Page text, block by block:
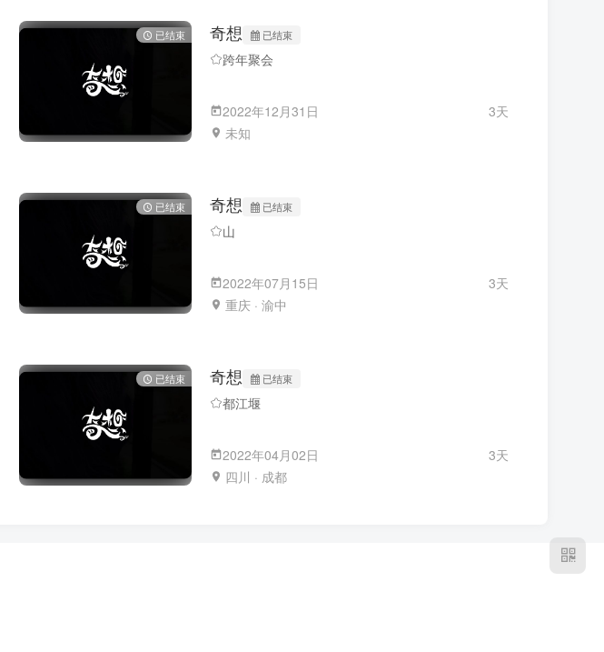
已结束 奇想 已结束
跨年聚会
2022年12月31日
3天
未知
已结束 奇想 已结束
山
2022年07月15日
3天
重庆 · 渝中
已结束 奇想 已结束
都江堰
2022年04月02日
3天
四川 · 成都